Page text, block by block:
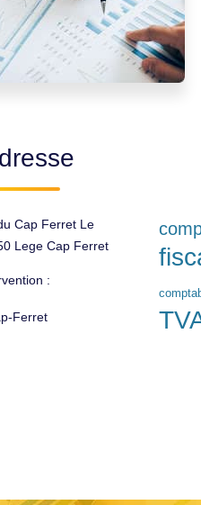
Cap Ferret Le
Lege Cap Ferret
:
Ferret